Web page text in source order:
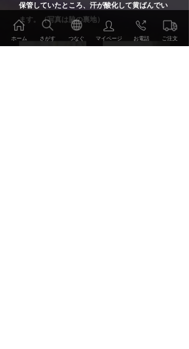
保管していたところ、汗が酸化して黄ばんでい
ます。（写真は脇の裏地）
ホーム さがす つなぐ マイページ お電話 ご注文